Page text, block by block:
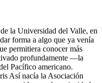
la Universidad del Valle, en
forma a algo que ya venía
permitiera conocer más
profundamente —la
Pacífico americano.
Así nacía la Asociación